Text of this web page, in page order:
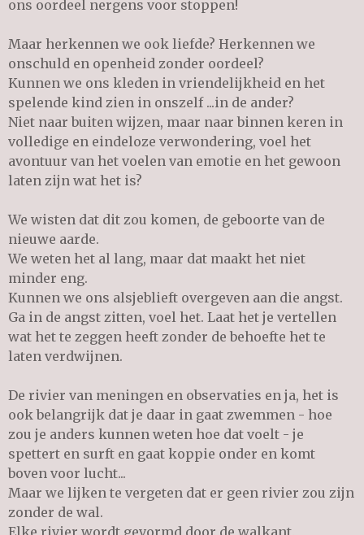
ons oordeel nergens voor stoppen!
Maar herkennen we ook liefde? Herkennen we
onschuld en openheid zonder oordeel?
Kunnen we ons kleden in vriendelijkheid en het
spelende kind zien in onszelf ...in de ander?
Niet naar buiten wijzen, maar naar binnen keren in
volledige en eindeloze verwondering, voel het
avontuur van het voelen van emotie en het gewoon
laten zijn wat het is?
We wisten dat dit zou komen, de geboorte van de
nieuwe aarde.
We weten het al lang, maar dat maakt het niet
minder eng.
Kunnen we ons alsjeblieft overgeven aan die angst.
Ga in de angst zitten, voel het. Laat het je vertellen
wat het te zeggen heeft zonder de behoefte het te
laten verdwijnen.
De rivier van meningen en observaties en ja, het is
ook belangrijk dat je daar in gaat zwemmen - hoe
zou je anders kunnen weten hoe dat voelt - je
spettert en surft en gaat koppie onder en komt
boven voor lucht...
Maar we lijken te vergeten dat er geen rivier zou zijn
zonder de wal.